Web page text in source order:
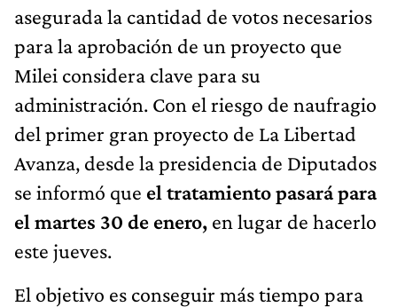
asegurada la cantidad de votos necesarios
para la aprobación de un proyecto que
Milei considera clave para su
administración. Con el riesgo de naufragio
del primer gran proyecto de La Libertad
Avanza, desde la presidencia de Diputados
se informó que el tratamiento pasará para
el martes 30 de enero, en lugar de hacerlo
este jueves.
El objetivo es conseguir más tiempo para